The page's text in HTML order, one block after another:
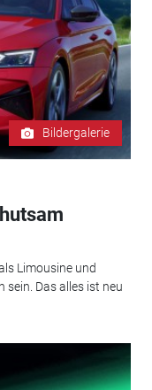
Bildergalerie
Limousine und
sein. Das alles ist neu